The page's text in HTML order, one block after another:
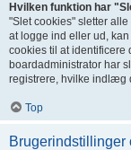
Hvilken funktion har
"Slet cookies" sletter
at logge ind eller ud,
cookies til at identificere
boardadministrator har
registrere, hvilke indlæg
Top
Brugerindstillinger